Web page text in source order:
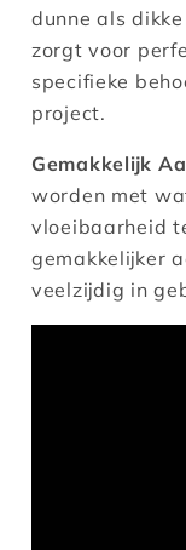
dunne als
zorgt voor
specifieke
project.
Gemakkelijk
worden met
vloeibaarheid
gemakkelijker
veelzijdig in